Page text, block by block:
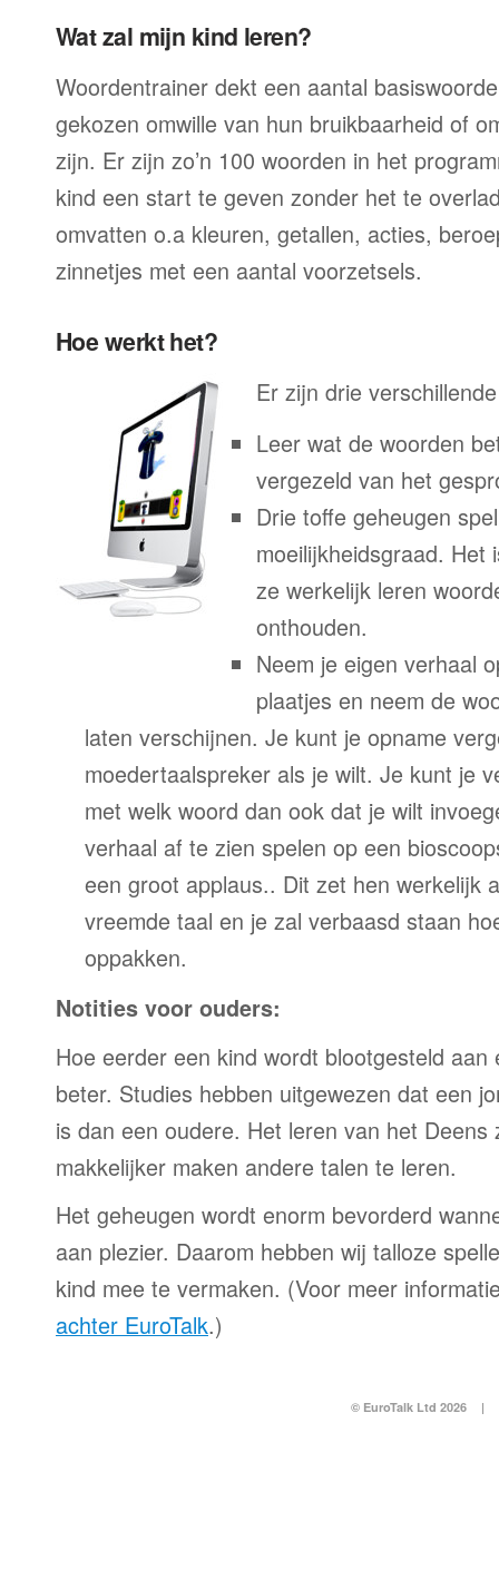
Wat zal mijn kind leren?
Woordentrainer dekt een aantal
gekozen omwille van hun bruikbaarheid of
zijn. Er zijn zo’n 100 woorden in het
kind een start te geven zonder het te
omvatten o.a kleuren, getallen, acties,
zinnetjes met een aantal voorzetsels.
Hoe werkt het?
Er zijn drie
Leer wat de woorden
vergezeld van het
Drie toffe geheugen
moeilijkheidsgraad. Het
ze werkelijk leren
onthouden.
Neem je eigen verhaal
plaatjes en neem de
laten verschijnen. Je kunt je opname
moedertaalspreker als je wilt. Je kunt je
met welk woord dan ook dat je wilt
verhaal af te zien spelen op een
een groot applaus.. Dit zet hen werkelijk
vreemde taal en je zal verbaasd staan
oppakken.
Notities voor ouders:
Hoe eerder een kind wordt blootgesteld
beter. Studies hebben uitgewezen dat een
is dan een oudere. Het leren van het
makkelijker maken andere talen te leren.
Het geheugen wordt enorm bevorderd
aan plezier. Daarom hebben wij talloze
kind mee te vermaken. (Voor meer
achter EuroTalk.)
© EuroTalk Ltd 2026 |